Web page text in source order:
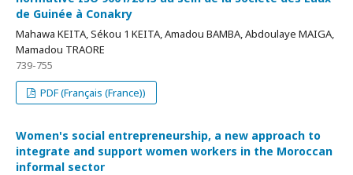
de Guinée à Conakry
Mahawa KEITA, Sékou 1 KEITA, Amadou BAMBA, Abdoulaye MAIGA,
Mamadou TRAORE
739-755
PDF (Français (France))
Women's social entrepreneurship, a new approach to
integrate and support women workers in the Moroccan
informal sector